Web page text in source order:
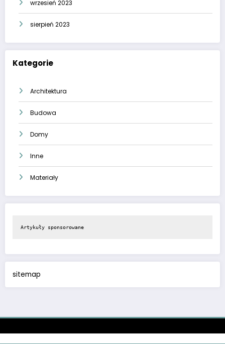
wrzesień 2023
sierpień 2023
Kategorie
Architektura
Budowa
Domy
Inne
Materiały
Artykuły sponsorowane
sitemap